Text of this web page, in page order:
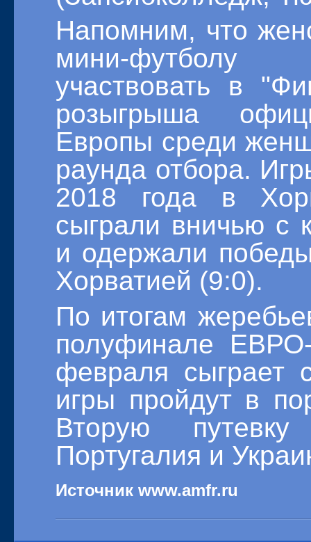
Напомним, что
мини-
участвовать в
розыгрыша
Европы среди
раунда отбора.
2018 года в
сыграли вничью с
и одержали
Хорватией (9:0).
По итогам
полуфинале
февраля сыграет
игры пройдут в
Вторую
Португалия и
Источник www.amfr.ru